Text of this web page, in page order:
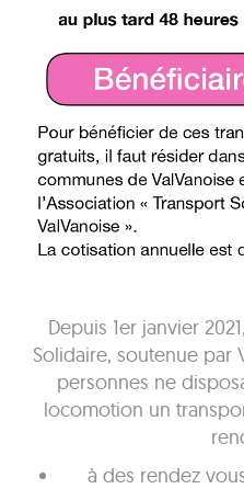
Depuis 1er janvier
Solidaire, soutenue par
personnes ne
locomotion un
à des rendez